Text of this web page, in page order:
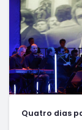
Quatro dias